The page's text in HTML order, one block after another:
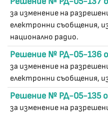
за изменение на
електронни съобщения,
национално радио.
Решение № РД-05-136
за изменение на
електронни съобщения,
Решение № РД-05-135
за изменение на